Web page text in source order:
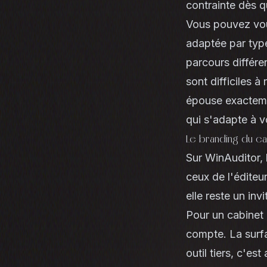
contrainte dès
Vous pouvez
adaptée par
parcours
sont difficiles à
épouse
qui s'adapte à
Le branding du
Sur
ceux de
elle reste un
Pour un
compte. La
outil tiers, c'est